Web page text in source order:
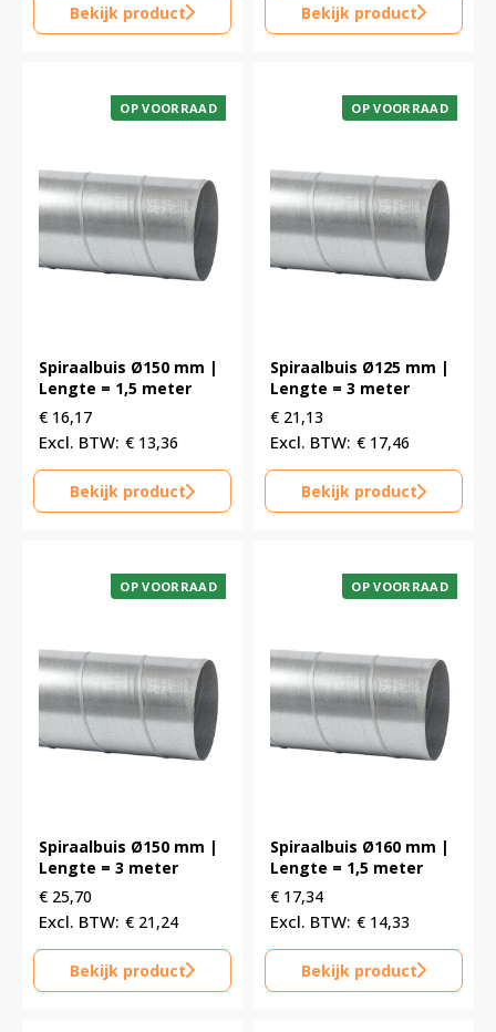
Bekijk product Bekijk product
OP VOORRAAD
Spiraalbuis Ø150 mm |
Lengte = 1,5 meter
€ 16,17
€ 13,36
Bekijk product
OP VOORRAAD
Spiraalbuis Ø125 mm |
Lengte = 3 meter
€ 21,13
€ 17,46
Bekijk product
OP VOORRAAD
Spiraalbuis Ø150 mm |
Lengte = 3 meter
€ 25,70
€ 21,24
Bekijk product
OP VOORRAAD
Spiraalbuis Ø160 mm |
Lengte = 1,5 meter
€ 17,34
€ 14,33
Bekijk product